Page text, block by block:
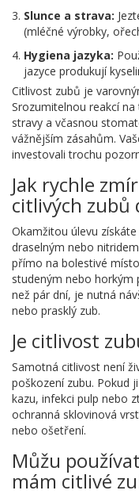
Slunce a strava:
(mléčné výrobky,
Hygiena jazyka:
jazyce produkují
Citlivost zubů je
Srozumitelnou reakcí
stravy a včasnou
vážnějším zásahům.
investovali trochu
Jak rychle
citlivých zubů
Okamžitou úlevu
draselným nebo
přímo na bolestivé
studeným nebo horkým
než pár dní, je nutná
nebo prasklý zub.
Je citlivost
Samotná citlivost není
poškození zubu. Pokud
kazu, infekci pulp nebo
ochranná sklovinová
nebo ošetření.
Můžu
mám citlivé